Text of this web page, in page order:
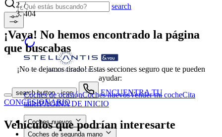
search
search button - icon
ENCUENTRA TU
CONCESIONARIO
Coches nuevos
Coches de segunda mano
/
404
¡Vaya! No hemos encontrado la página
que buscabas
¡No te dejamos tirado! Estas secciones seguro que te pueden
ayudar:
Coches de ocasiónCoches nuevosVender mi cocheCita
tallerPÁGINA DE INICIO
Vehículos que podrían interesarte